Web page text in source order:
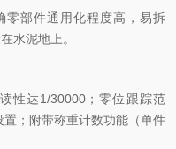
部件通用化程度高，易拆
水泥地上。
达1/30000；零位跟踪范
；附带称重计数功能（单件